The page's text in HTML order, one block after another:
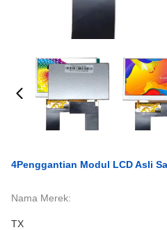
4Penggantian Modul LCD Asli
Nama Merek:
TX